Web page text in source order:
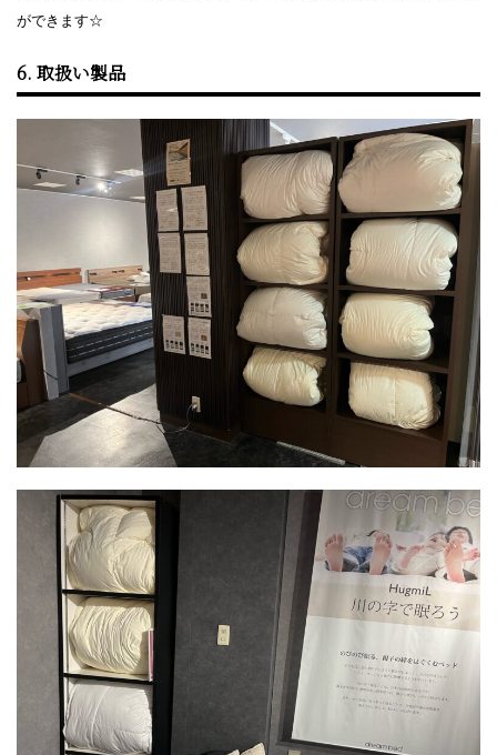
ができます☆
6. 取扱い製品